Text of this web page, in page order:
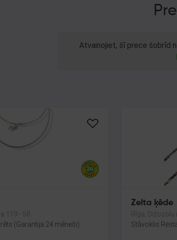
Atvainojiet, šī prece šobrīd
119 - 58
(Garantija 24 mēneši)
Zelta ķēde
Rīga, Dižozolu
Stāvoklis